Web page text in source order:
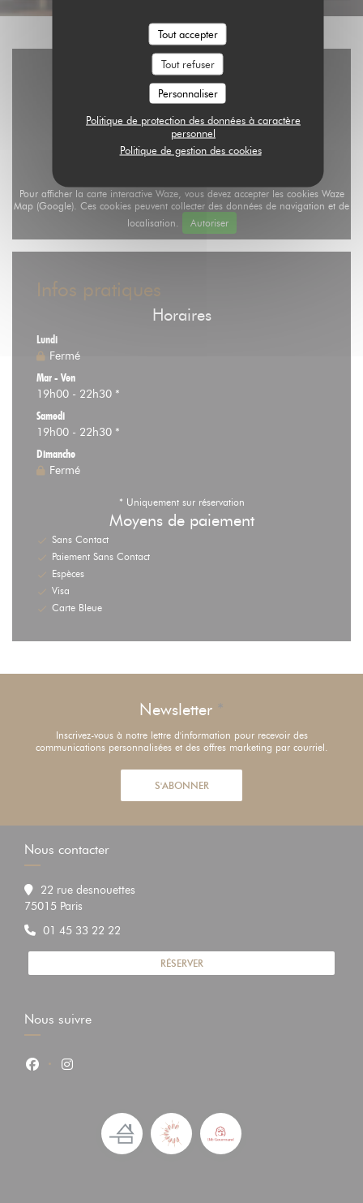
Tout accepter
Tout refuser
Personnaliser
Politique de protection des données à caractère
personnel
Politique de gestion des cookies
Pour afficher la carte interactive Waze, vous devez accepter les cookies Waze
Map (Google). Ces cookies peuvent collecter des données de navigation et de
localisation.
Autoriser
Infos pratiques
Horaires
Lundi
Fermé
Mar- Ven
19h00 - 22h30 *
Samedi
19h00 - 22h30 *
Dimanche
Fermé
* Uniquement sur réservation
Moyens de paiement
Sans Contact
Paiement Sans Contact
Espèces
Visa
Carte Bleue
Newsletter *
Inscrivez-vous à notre lettre d'information pour recevoir des
communications personnalisées et des offres marketing par courriel.
S'ABONNER
Nous contacter
22 rue desnouettes
75015 Paris
01 45 33 22 22
RÉSERVER
Nous suivre
Facebook ((ouvre une nouvelle fenêtre))
Instagram ((ouvre une nouvelle fenêtre))